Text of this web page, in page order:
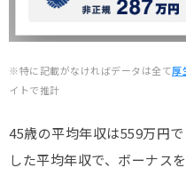
※特に記載がなければデータは全て厚
イトで推計
45歳の平均年収は559万円で
した平均年収で、ボーナス